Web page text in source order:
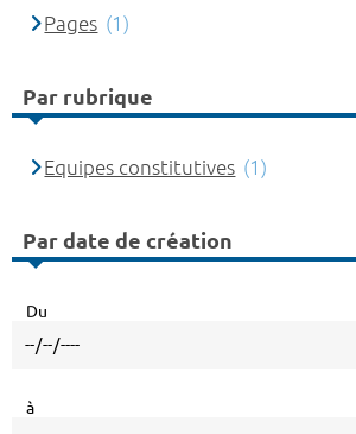
Pages (1)
Par rubrique
Equipes constitutives (1)
Par date de création
Du
à